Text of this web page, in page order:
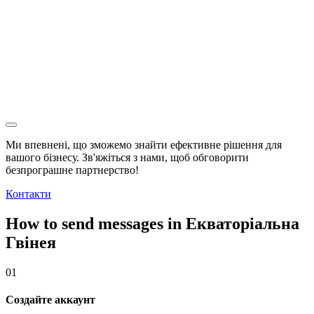
Ми впевнені, що зможемо знайти ефективне рішення для
вашого бізнесу. Зв'яжіться з нами, щоб обговорити
безпрограшне партнерство!
Контакти
How to send messages in Екваторіальна
Гвінея
01
Создайте аккаунт